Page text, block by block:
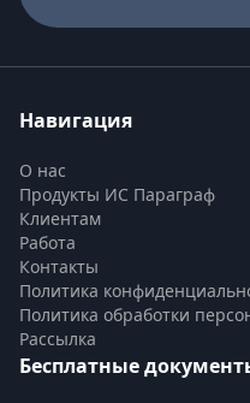
Навигация
О нас
Продукты ИС Параграф
Клиентам
Работа
Контакты
Политика
Политика обработки
Рассылка
Бесплатные